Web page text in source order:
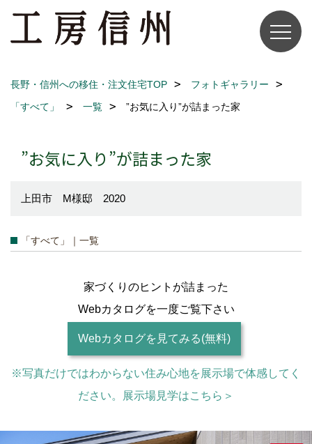
長野・信州への移住・注文住宅TOP
フォトギャラリー
「すべて」
一覧 ”お気に入り”が詰まった家
”お気に入り”が詰まった家
上田市 M様邸 2020
「すべて」｜一覧
家づくりのヒントが詰まった
Webカタログを一度ご覧下さい
Webカタログを見てみる(無料)
※写真だけではわからない住み心地を展示場で体感してく
ださい。展示場見学はこちら＞